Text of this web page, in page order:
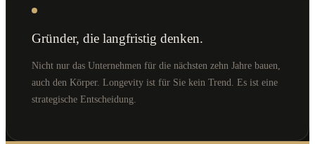
Gründer, die langfristig denken.
Nicht nur das Unternehmen für die nächsten zehn Jahre bauen,
auch den Körper. Longevity ist für Sie kein Trend. Es ist eine
strategische Entscheidung.